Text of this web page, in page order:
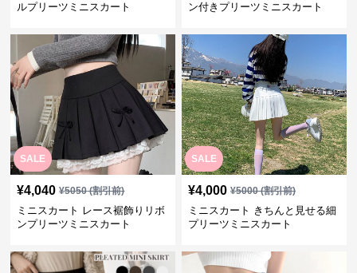
ルプリーツミニスカート
ン付きプリーツミニスカート
SALE
¥4,040 ¥5050(割引前)
ミニスカート レース裾飾りリボ
ンプリーツミニスカート
SALE
¥4,000 ¥5000(割引前)
ミニスカート きちんと見せる細
プリーツミニスカート